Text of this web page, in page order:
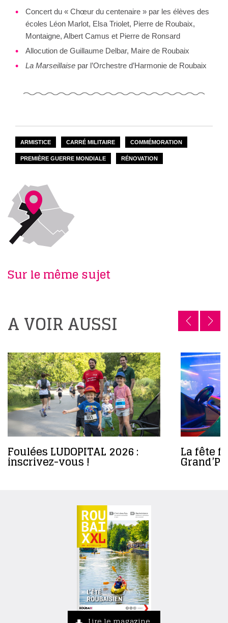
Concert du « Chœur du centenaire » par les élèves des
écoles Léon Marlot, Elsa Triolet, Pierre de Roubaix,
Montaigne, Albert Camus et Pierre de Ronsard
Allocution de Guillaume Delbar, Maire de Roubaix
La Marseillaise par l’Orchestre d’Harmonie de Roubaix
ARMISTICE CARRÉ MILITAIRE COMMÉMORATION
PREMIÈRE GUERRE MONDIALE RÉNOVATION
Sur le même sujet
A VOIR AUSSI
Foulées LUDOPITAL 2026 :
inscrivez-vous !
La fête